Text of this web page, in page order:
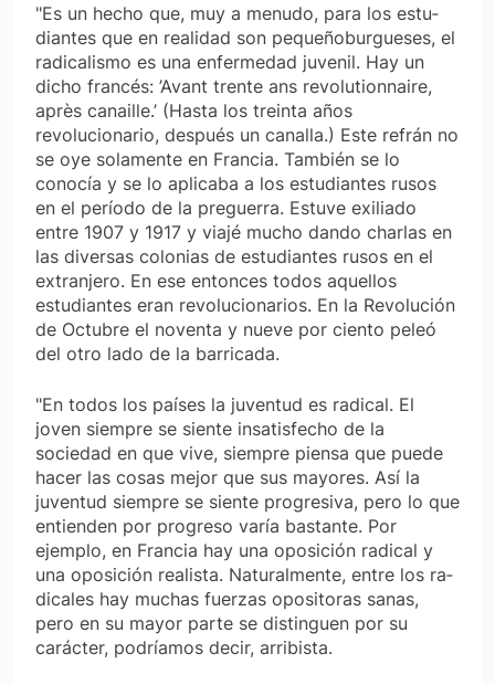
"Es un hecho que, muy a menudo, para los estu­
diantes que en realidad son pequeñoburgueses, el
radi­calismo es una enfermedad juvenil. Hay un
dicho francés: ’Avant trente ans revolutionnaire,
après canaille.’ (Hasta los treinta años
revolucionario, después un canalla.) Este refrán no
se oye solamente en Francia. También se lo
conocía y se lo aplicaba a los estudiantes rusos
en el período de la preguerra. Estuve exiliado
entre 1907 y 1917 y viajé mucho dando charlas en
las diversas colonias de estudiantes rusos en el
extranjero. En ese entonces todos aquellos
estudiantes eran revolucionarios. En la Revolución
de Octubre el noventa y nueve por ciento peleó
del otro lado de la barricada.
"En todos los países la juventud es radical. El
joven siempre se siente insatisfecho de la
sociedad en que vive, siempre piensa que puede
hacer las cosas mejor que sus mayores. Así la
juventud siempre se siente pro­gresiva, pero lo que
entienden por progreso varía bas­tante. Por
ejemplo, en Francia hay una oposición radi­cal y
una oposición realista. Naturalmente, entre los ra­
dicales hay muchas fuerzas opositoras sanas,
pero en su mayor parte se distinguen por su
carácter, podría­mos decir, arribista.